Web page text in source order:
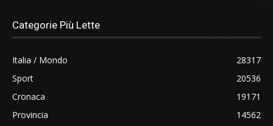
Categorie Più Lette
Italia / Mondo
28317
Sport
20536
Cronaca
19171
Provincia
14562